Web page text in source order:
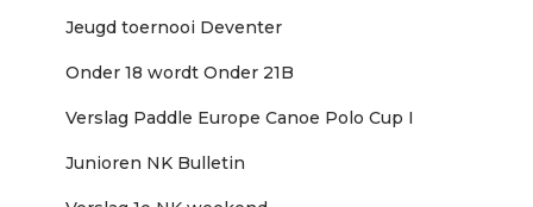
Jeugd toernooi Deventer
Onder 18 wordt Onder 21B
Verslag Paddle Europe Canoe Polo Cup I
Junioren NK Bulletin